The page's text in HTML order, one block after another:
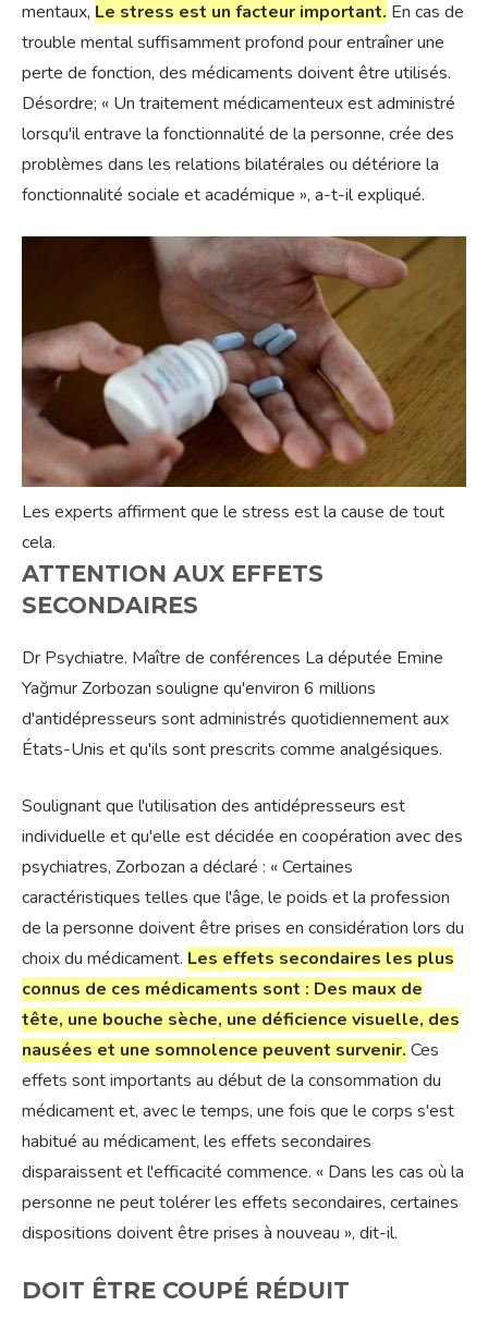
mentaux, Le stress est un facteur important. En cas de
trouble mental suffisamment profond pour entraîner une
perte de fonction, des médicaments doivent être utilisés.
Désordre; « Un traitement médicamenteux est administré
lorsqu'il entrave la fonctionnalité de la personne, crée des
problèmes dans les relations bilatérales ou détériore la
fonctionnalité sociale et académique », a-t-il expliqué.
Les experts affirment que le stress est la cause de tout
cela.
ATTENTION AUX EFFETS
SECONDAIRES
Dr Psychiatre. Maître de conférences La députée Emine
Yağmur Zorbozan souligne qu'environ 6 millions
d'antidépresseurs sont administrés quotidiennement aux
États-Unis et qu'ils sont prescrits comme analgésiques.
Soulignant que l'utilisation des antidépresseurs est
individuelle et qu'elle est décidée en coopération avec des
psychiatres, Zorbozan a déclaré : « Certaines
caractéristiques telles que l'âge, le poids et la profession
de la personne doivent être prises en considération lors du
choix du médicament. Les effets secondaires les plus
connus de ces médicaments sont : Des maux de
tête, une bouche sèche, une déficience visuelle, des
nausées et une somnolence peuvent survenir. Ces
effets sont importants au début de la consommation du
médicament et, avec le temps, une fois que le corps s'est
habitué au médicament, les effets secondaires
disparaissent et l'efficacité commence. « Dans les cas où la
personne ne peut tolérer les effets secondaires, certaines
dispositions doivent être prises à nouveau », dit-il.
DOIT ÊTRE COUPÉ RÉDUIT